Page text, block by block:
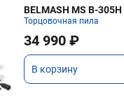
BELMASH MS B-305H
Торцовочная пила
34 990 ₽
В корзину